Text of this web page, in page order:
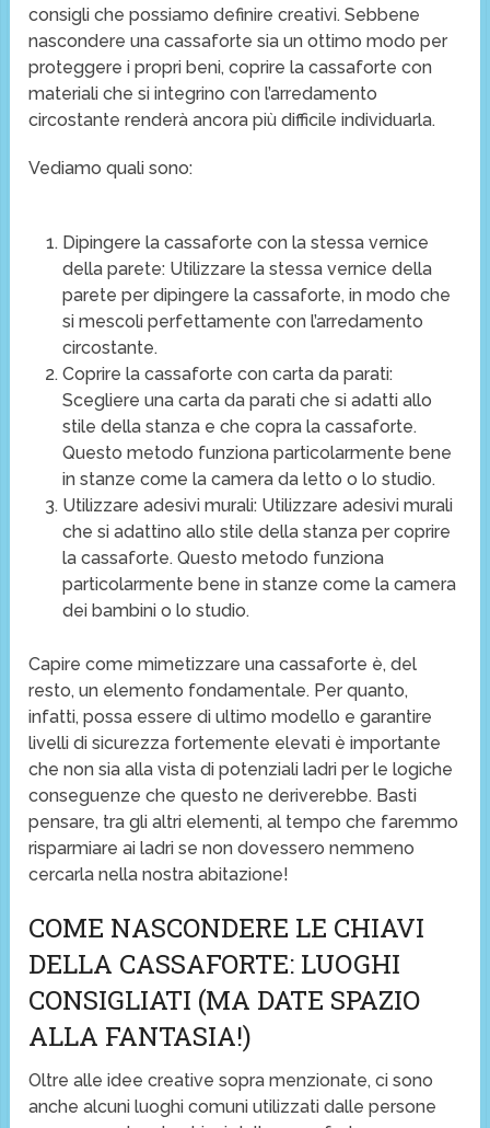
consigli che possiamo definire creativi. Sebbene
nascondere una cassaforte sia un ottimo modo per
proteggere i propri beni, coprire la cassaforte con
materiali che si integrino con l’arredamento
circostante renderà ancora più difficile individuarla.
Vediamo quali sono:
Dipingere la cassaforte con la stessa vernice
della parete: Utilizzare la stessa vernice della
parete per dipingere la cassaforte, in modo che
si mescoli perfettamente con l’arredamento
circostante.
Coprire la cassaforte con carta da parati:
Scegliere una carta da parati che si adatti allo
stile della stanza e che copra la cassaforte.
Questo metodo funziona particolarmente bene
in stanze come la camera da letto o lo studio.
Utilizzare adesivi murali: Utilizzare adesivi murali
che si adattino allo stile della stanza per coprire
la cassaforte. Questo metodo funziona
particolarmente bene in stanze come la camera
dei bambini o lo studio.
Capire come mimetizzare una cassaforte è, del
resto, un elemento fondamentale. Per quanto,
infatti, possa essere di ultimo modello e garantire
livelli di sicurezza fortemente elevati è importante
che non sia alla vista di potenziali ladri per le logiche
conseguenze che questo ne deriverebbe. Basti
pensare, tra gli altri elementi, al tempo che faremmo
risparmiare ai ladri se non dovessero nemmeno
cercarla nella nostra abitazione!
COME NASCONDERE LE CHIAVI
DELLA CASSAFORTE: LUOGHI
CONSIGLIATI (MA DATE SPAZIO
ALLA FANTASIA!)
Oltre alle idee creative sopra menzionate, ci sono
anche alcuni luoghi comuni utilizzati dalle persone